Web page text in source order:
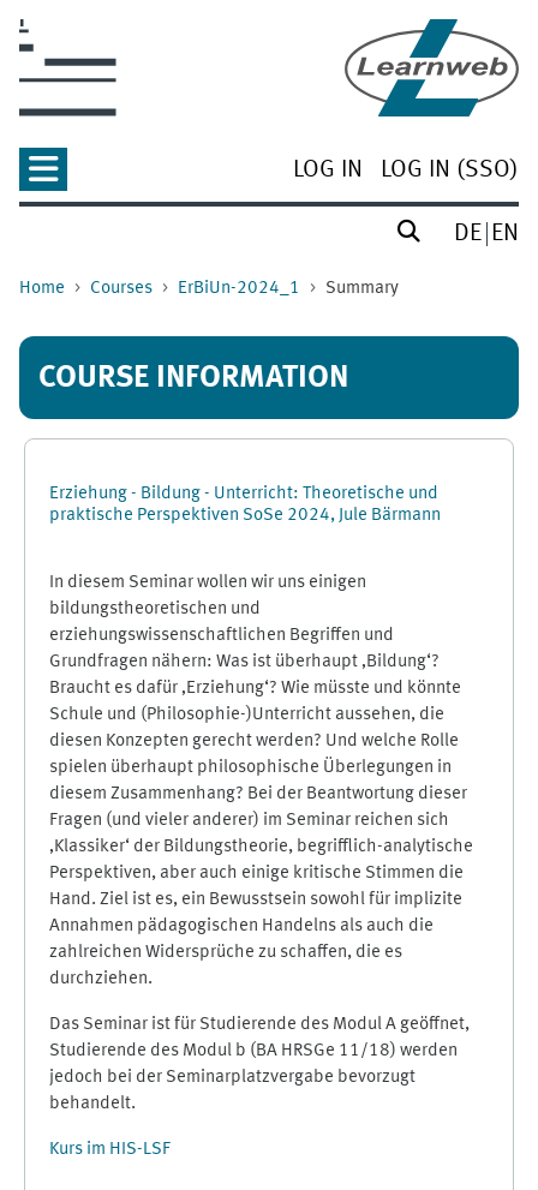
LOG IN LOG IN (SSO)
DE EN
Home Courses ErBiUn-2024_1 Summary
COURSE INFORMATION
Erziehung - Bildung - Unterricht: Theoretische und
praktische Perspektiven SoSe 2024, Jule Bärmann
In diesem Seminar wollen wir uns einigen
bildungstheoretischen und
erziehungswissenschaftlichen Begriffen und
Grundfragen nähern: Was ist überhaupt ‚Bildung‘?
Braucht es dafür ‚Erziehung‘? Wie müsste und könnte
Schule und (Philosophie-)Unterricht aussehen, die
diesen Konzepten gerecht werden? Und welche Rolle
spielen überhaupt philosophische Überlegungen in
diesem Zusammenhang? Bei der Beantwortung dieser
Fragen (und vieler anderer) im Seminar reichen sich
‚Klassiker‘ der Bildungstheorie, begrifflich-analytische
Perspektiven, aber auch einige kritische Stimmen die
Hand. Ziel ist es, ein Bewusstsein sowohl für implizite
Annahmen pädagogischen Handelns als auch die
zahlreichen Widersprüche zu schaffen, die es
durchziehen.
Das Seminar ist für Studierende des Modul A geöffnet,
Studierende des Modul b (BA HRSGe 11/18) werden
jedoch bei der Seminarplatzvergabe bevorzugt
behandelt.
Kurs im HIS-LSF